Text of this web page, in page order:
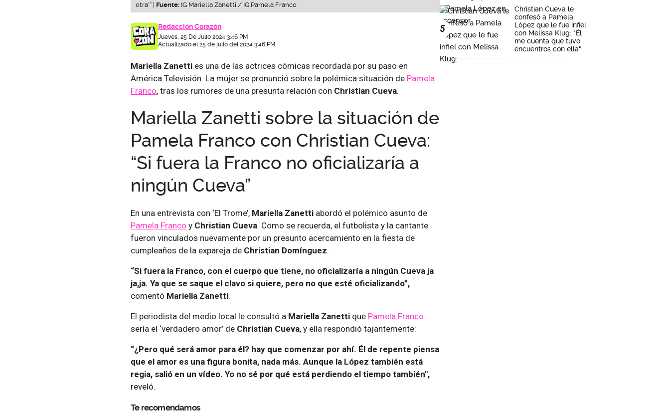
otra’” | Fuente: IG Mariella Zanetti / IG Pamela Franco
Redacción Corazón
Jueves, 25 De Julio 2024 3:46 PM
Actualizado el 25 de julio del 2024 3:46 PM
Mariella Zanetti es una de las actrices cómicas recordada por su paso en
América Televisión. La mujer se pronunció sobre la polémica situación de Pamela
Franco, tras los rumores de una presunta relación con Christian Cueva.
Mariella Zanetti sobre la situación de
Pamela Franco con Christian Cueva:
“Si fuera la Franco no oficializaría a
ningún Cueva”
En una entrevista con ‘El Trome’, Mariella Zanetti abordó el polémico asunto de
Pamela Franco y Christian Cueva. Como se recuerda, el futbolista y la cantante
fueron vinculados nuevamente por un presunto acercamiento en la fiesta de
cumpleaños de la expareja de Christian Domínguez.
“Si fuera la Franco, con el cuerpo que tiene, no oficializaría a ningún Cueva ja
ja,ja. Ya que se saque el clavo si quiere, pero no que esté oficializando”,
comentó Mariella Zanetti.
El periodista del medio local le consultó a Mariella Zanetti que Pamela Franco
sería el ‘verdadero amor’ de Christian Cueva, y ella respondió tajantemente:
“¿Pero qué será amor para él? hay que comenzar por ahí. Él de repente piensa
que el amor es una figura bonita, nada más. Aunque la López también está
regia, salió en un vídeo. Yo no sé por qué está perdiendo el tiempo también",
reveló.
Te recomendamos
5
Christian Cueva le
confesó a Pamela
López que le fue infiel
con Melissa Klug: "Él
me cuenta que tuvo
encuentros con ella"